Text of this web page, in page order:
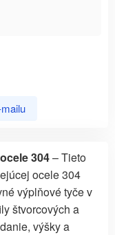
304– Tieto
ocele 304
výplňové tyče v
štvorcových a
výšky a